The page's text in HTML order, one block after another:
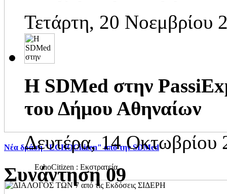
Νέα δράση "ECHOCitizen" από την SDMed
EchoCitizen : Εκστρατεία...
Τετάρτη, 20 Νοεμβρίου
H SDMed στην
του Δήμου Αθηναίων
Δευτέρα, 14 Οκτωβρίου
Συνάντηση 09